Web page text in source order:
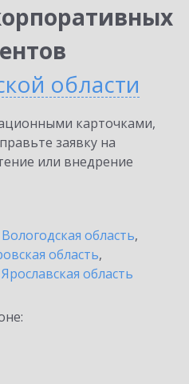
области
карточками,
заявку на
или внедрение
Вологодская область,
область,
Ярославская область